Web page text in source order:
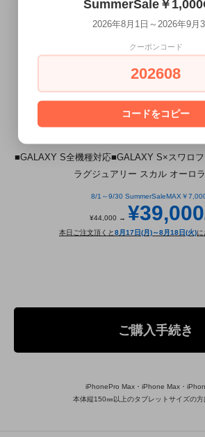
■GALAXY S全機種対応■GALAXY S×スワロ
ラグジュアリー スカル オーロ
8/1～9/30 SummerSaleMAX￥
¥44,000 → ¥39,000
本日ご注文頂くと8月17日(月)～8月18日(火)
ご購入手続き
iPhonePro Max・iPhone Max・
本体縦150㎜以上のタブレットサイズの方
SummerSale￥
2026年8月1日～2026年9月
クーポンコード
202608
コードをコピー